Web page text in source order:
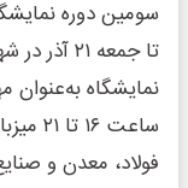
تا جمعه
نمایشگاه به‌عنوان
فولاد، معدن و